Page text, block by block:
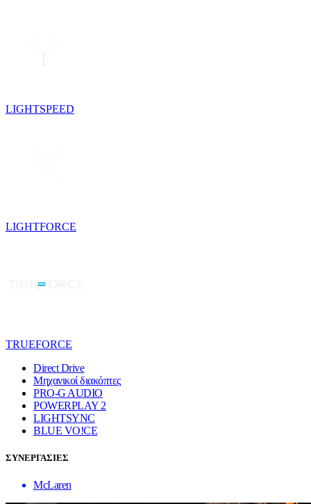
LIGHTSPEED
LIGHTFORCE
TRUEFORCE
Direct Drive
Μηχανικοί διακόπτες
PRO-G AUDIO
POWERPLAY 2
LIGHTSYNC
BLUE VO!CE
ΣΥΝΕΡΓΑΣΙΕΣ
McLaren